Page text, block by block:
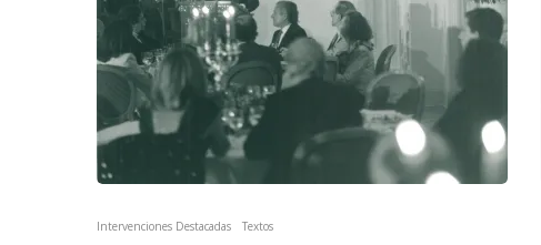
Intervenciones Destacadas Textos